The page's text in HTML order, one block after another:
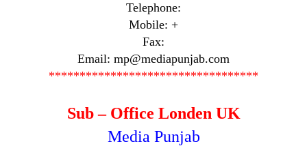
Telephone:
Mobile: +
Fax:
Email: mp@mediapunjab.com
**********************************
Sub – Office Londen UK
Media Punjab